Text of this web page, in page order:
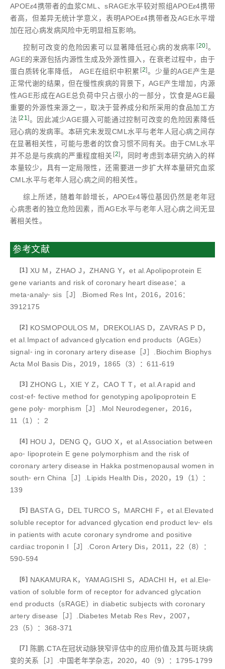
APOEε4携带者的血浆CML、sRAGE水平较对照组APOEε4携带
者高，但差异无统计学意义，表明APOEε4携带者及AGE水平增
加在冠心病发病风险中无明显相互影响。
控制可改变的危险因素可以显著降低冠心病的发病率 [20]。
AGE的来源包括内源性生成及外源性摄入，在衰老过程中，由于
蛋白质转化率降低， AGE在组织中积累 [2]。少量的AGE产生是
正常代谢的结果，但在慢性疾病的背景下，AGE产生增加，内源
性AGE形成在AGE总负荷中只占很小的一部分，饮食是AGE最
重要的外源性来源之一，取决于营养成分和所采用的食品加工方
法 [21]。因此减少AGE摄入可能通过控制可改变的危险因素降低
冠心病的发病率。本研究未发现CML水平与老年人冠心病之间存
在显著相关性，可能与患者的饮食习惯不同有关。由于CML水平
并不总是与疾病的严重程度相关 [2] ，同时考虑到本研究纳入的样
本量较少，具有一定局限性，还需要进一步扩大样本量研究血浆
CML水平与老年人冠心病之间的相关性。
综上所述，随着年龄增长，APOEε4等位基因仍然是老年冠
心病患者的独立危险因素，而AGE水平与老年人冠心病之间无显
著相关性。
参考文献
[1] XU M，ZHAO J，ZHANG Y，et al.Apolipoprotein E
gene variants and risk of coronary heart disease：a
meta⁃analy⁃ sis［J］.Biomed Res Int，2016，2016：
3912175
[2] KOSMOPOULOS M，DREKOLIAS D，ZAVRAS P D，
et al.Impact of advanced glycation end products（AGEs）
signal⁃ ing in coronary artery disease［J］.Biochim Biophys
Acta Mol Basis Dis，2019，1865（3）：611-619
[3] ZHONG L，XIE Y Z，CAO T T，et al.A rapid and
cost⁃ef⁃ fective method for genotyping apolipoprotein E
gene poly⁃ morphism［J］.Mol Neurodegener，2016，
11（1）：2
[4] HOU J，DENG Q，GUO X，et al.Association between
apo⁃ lipoprotein E gene polymorphism and the risk of
coronary artery disease in Hakka postmenopausal women in
south⁃ ern China［J］.Lipids Health Dis，2020，19（1）：
139
[5] BASTA G，DEL TURCO S，MARCHI F，et al.Elevated
soluble receptor for advanced glycation end product lev⁃ els
in patients with acute coronary syndrome and positive
cardiac troponin I［J］.Coron Artery Dis，2011，22（8）：
590-594
[6] NAKAMURA K，YAMAGISHI S，ADACHI H，et al.Ele⁃
vation of soluble form of receptor for advanced glycation
end products（sRAGE）in diabetic subjects with coronary
artery disease［J］.Diabetes Metab Res Rev，2007，
23（5）：368-371
[7]
陈鹏.CTA在冠状动脉狭窄评估中的应用价值及其与斑块病
变的关系［J］.中国老年学杂志，2020，40（9）：1795-1799